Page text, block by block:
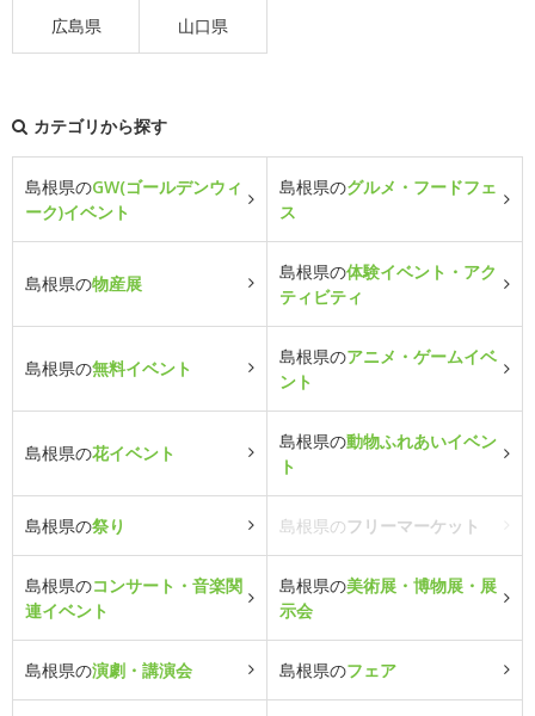
広島県 山口県
カテゴリから探す
島根県のGW(ゴールデンウィ
ーク)イベント
島根県のグルメ・フードフェ
ス
島根県の物産展
島根県の体験イベント・アク
ティビティ
島根県の無料イベント
島根県のアニメ・ゲームイベ
ント
島根県の花イベント
島根県の動物ふれあいイベン
ト
島根県の祭り 島根県のフリーマーケット
島根県のコンサート・音楽関
連イベント
島根県の美術展・博物展・展
示会
島根県の演劇・講演会 島根県のフェア